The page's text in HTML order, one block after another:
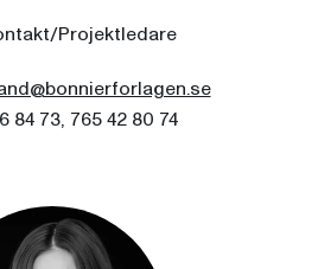
Projektledare
84 73, 765 42 80 74